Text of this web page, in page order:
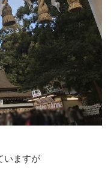
いますが